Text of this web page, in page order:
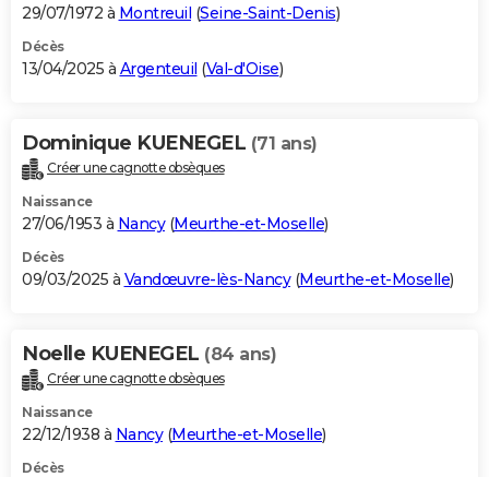
S'inscrire
Se connecter
Lycées
Collèges
Primaires
Universités
Entreprises
Service militaire
Avis de recherche
AVIS DE DÉCÈS
Bricolage
Lifestyle
Culture
Sport
Auto
Television
Voyage
Cinema
29/07/1972 à Montreuil (Seine-Saint-Denis)
Décès
13/04/2025 à Argenteuil (Val-d'Oise)
Dominique KUENEGEL (71 ans)
Créer une cagnotte obsèques
Naissance
27/06/1953 à Nancy(Meurthe-et-Moselle)
Décès
09/03/2025 à Vandœuvre-lès-Nancy(Meurthe-et-Moselle)
Noelle KUENEGEL (84 ans)
Créer une cagnotte obsèques
Naissance
22/12/1938 à Nancy(Meurthe-et-Moselle)
Décès